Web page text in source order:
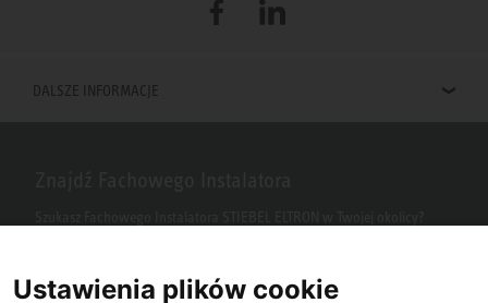
FacebookLinkedIn
DALSZE INFORMACJE
Ustawienia plików cookie